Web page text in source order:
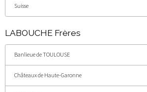
Suisse
LABOUCHE Frères
Banlieue de TOULOUSE
Châteaux de Haute-Garonne